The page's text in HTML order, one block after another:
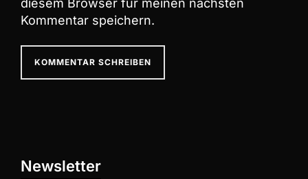
diesem Browser für meinen nächsten
Kommentar speichern.
Newsletter